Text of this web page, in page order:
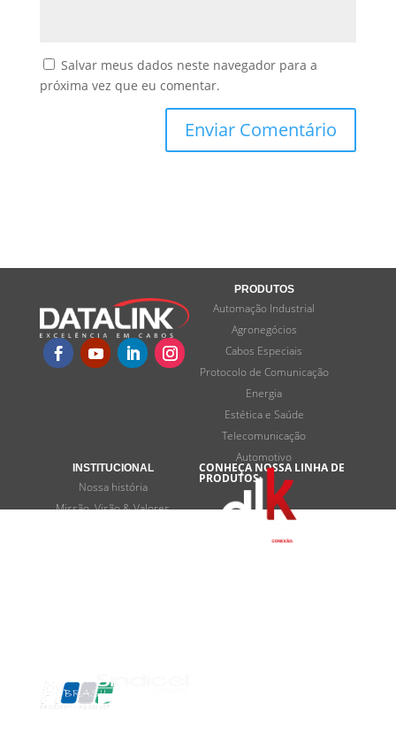
Salvar meus dados neste navegador para a
próxima vez que eu comentar.
PRODUTOS
Automação Industrial
Agronegócios
Cabos Especiais
Protocolo de Comunicação
Energia
Estética e Saúde
Telecomunicação
Automotivo
INSTITUCIONAL
Nossa história
Missão, Visão & Valores
CONHEÇA NOSSA LINHA DE
PRODUTOS: